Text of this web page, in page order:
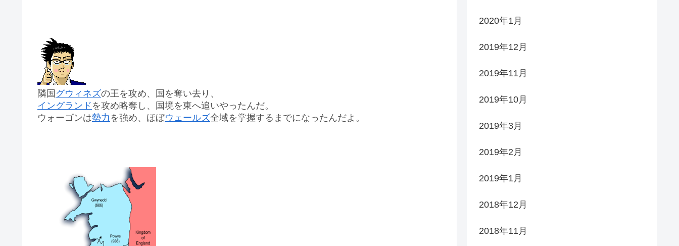
隣国 グウィネズの王を攻め、国を奪い去り、
イングランド を攻め略奪し、国境を東へ追いやったんだ。
ウォーゴンは勢力 を強め、ほぼウェールズ全域を掌握するまでになったんだよ。
2020年1月
2019年12月
2019年11月
2019年10月
2019年3月
2019年2月
2019年1月
2018年12月
2018年11月